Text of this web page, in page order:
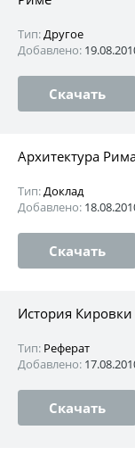
Тип:Другое
Добавлено:
Скачать
Архитектура
Тип:Доклад
Добавлено:
Скачать
История Кировки
Тип: Реферат
Добавлено:
Скачать